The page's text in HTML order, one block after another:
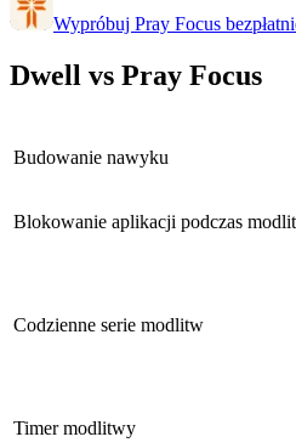
Wypróbuj Pray Focus
Dwell vs Pray Focus
Budowanie nawyku
Blokowanie aplikacji podczas
Codzienne serie modlitw
Timer modlitwy